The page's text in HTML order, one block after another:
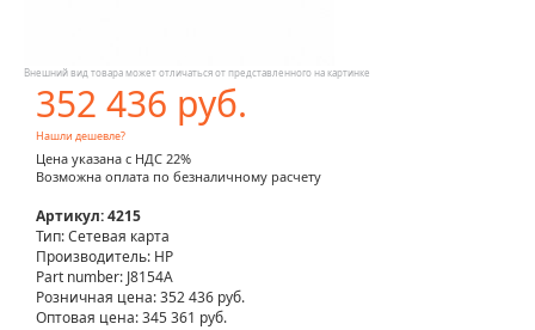
Внешний вид товара может отличаться от представленного на картинке
352 436 руб.
Нашли дешевле?
Цена указана с НДС 22%
Возможна оплата по безналичному расчету
Артикул: 4215
Тип: Сетевая карта
Производитель: HP
Part number: J8154A
Розничная цена:352 436 руб.
Оптовая цена: 345 361 руб.